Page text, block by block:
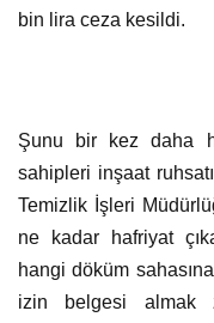
bin lira ceza kesildi.
Şunu bir kez daha
sahipleri inşaat
Temizlik İşleri
ne kadar hafriyat
hangi döküm
izin belgesi almak